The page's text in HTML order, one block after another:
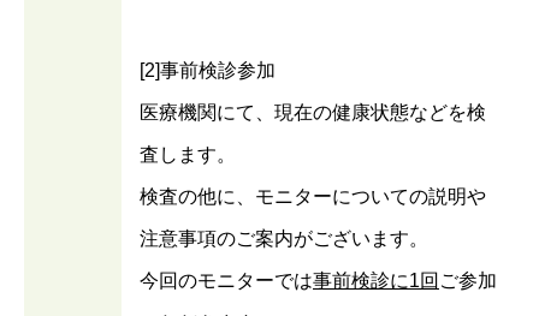
[2]事前検診参加
医療機関にて、現在の健康状態などを検
査します。
検査の他に、モニターについての説明や
注意事項のご案内がございます。
今回のモニターでは事前検診に1回 ご参加